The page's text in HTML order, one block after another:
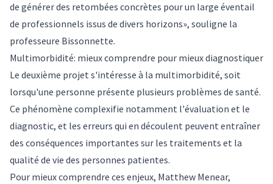
de générer des retombées concrètes pour un large éventail
de professionnels issus de divers horizons», souligne la
professeure Bissonnette.
Multimorbidité: mieux comprendre pour mieux diagnostiquer
Le deuxième projet s'intéresse à la multimorbidité, soit
lorsqu'une personne présente plusieurs problèmes de santé.
Ce phénomène complexifie notamment l'évaluation et le
diagnostic, et les erreurs qui en découlent peuvent entraîner
des conséquences importantes sur les traitements et la
qualité de vie des personnes patientes.
Pour mieux comprendre ces enjeux, Matthew Menear,